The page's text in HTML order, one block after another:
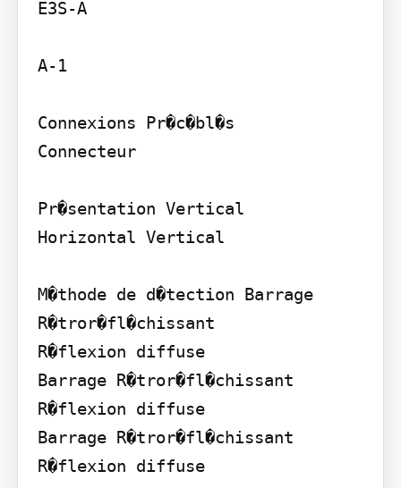
E3S-A
A-1
Connexions Pr�c�bl�s
Connecteur
Pr�sentation Vertical
Horizontal Vertical
M�thode de d�tection Barrage
R�tror�fl�chissant
R�flexion diffuse
Barrage R�tror�fl�chissant
R�flexion diffuse
Barrage R�tror�fl�chissant
R�flexion diffuse